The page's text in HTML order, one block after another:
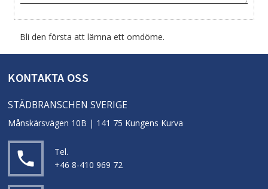
Bli den första att lämna ett omdöme.
KONTAKTA OSS
STÄDBRANSCHEN SVERIGE
Månskärsvägen 10B | 141 75 Kungens Kurva
local_phone
Tel.
+46 8-410 969 72